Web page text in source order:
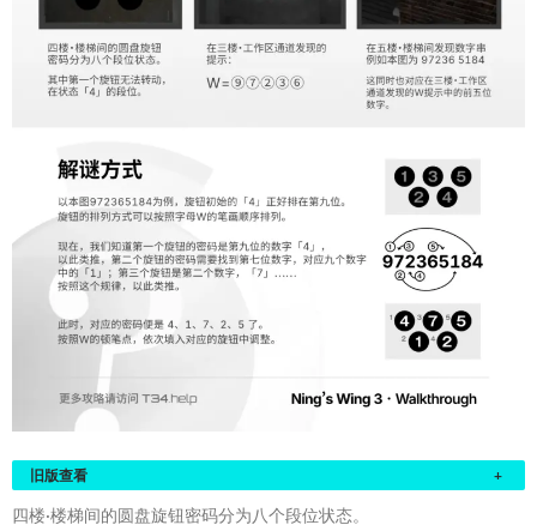
旧版查看 +
四楼·楼梯间的圆盘旋钮密码分为八个段位状态。